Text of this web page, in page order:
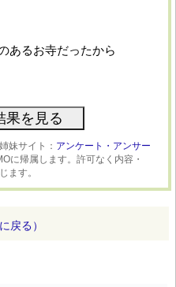
あるお寺だったから
妹サイト： アンケート・アンサー
に帰属します。許可なく内容・
ます。
戻る）